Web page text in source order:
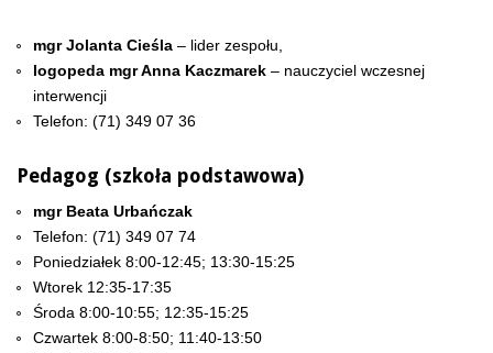
mgr Jolanta Cieśla – lider zespołu,
logopeda mgr Anna Kaczmarek – nauczyciel wczesnej
interwencji
Telefon: (71) 349 07 36
Pedagog (szkoła podstawowa)
mgr Beata Urbańczak
Telefon: (71) 349 07 74
Poniedziałek 8:00-12:45; 13:30-15:25
Wtorek 12:35-17:35
Środa 8:00-10:55; 12:35-15:25
Czwartek 8:00-8:50; 11:40-13:50